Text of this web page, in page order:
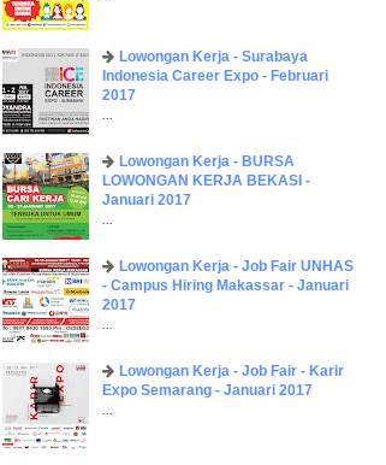
Lowongan Kerja - Surabaya
Indonesia Career Expo - Februari
2017
...
Lowongan Kerja - BURSA
LOWONGAN KERJA BEKASI -
Januari 2017
...
Lowongan Kerja - Job Fair UNHAS
- Campus Hiring Makassar - Januari
2017
...
Lowongan Kerja - Job Fair - Karir
Expo Semarang - Januari 2017
...